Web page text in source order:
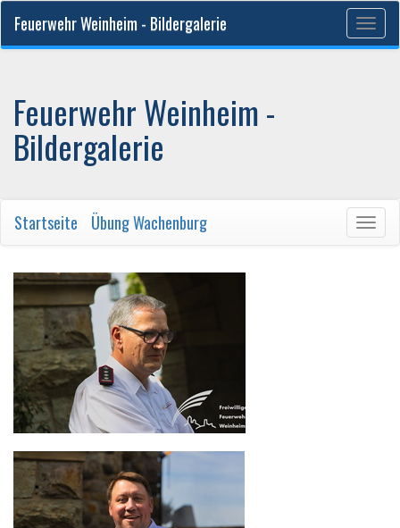
Feuerwehr Weinheim - Bildergalerie
Feuerwehr Weinheim -
Bildergalerie
Startseite Übung Wachenburg